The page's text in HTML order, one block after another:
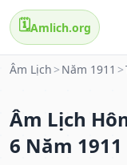
🗓️Amlich.org
Âm Lịch > Năm 1911 >
Âm Lịch
6 Năm 1911